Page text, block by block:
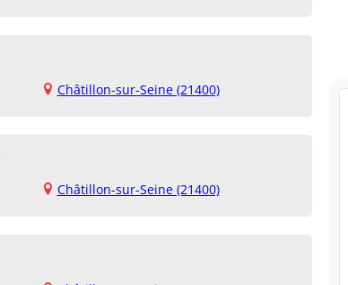
Châtillon-sur-Seine (21400)
Châtillon-sur-Seine (21400)